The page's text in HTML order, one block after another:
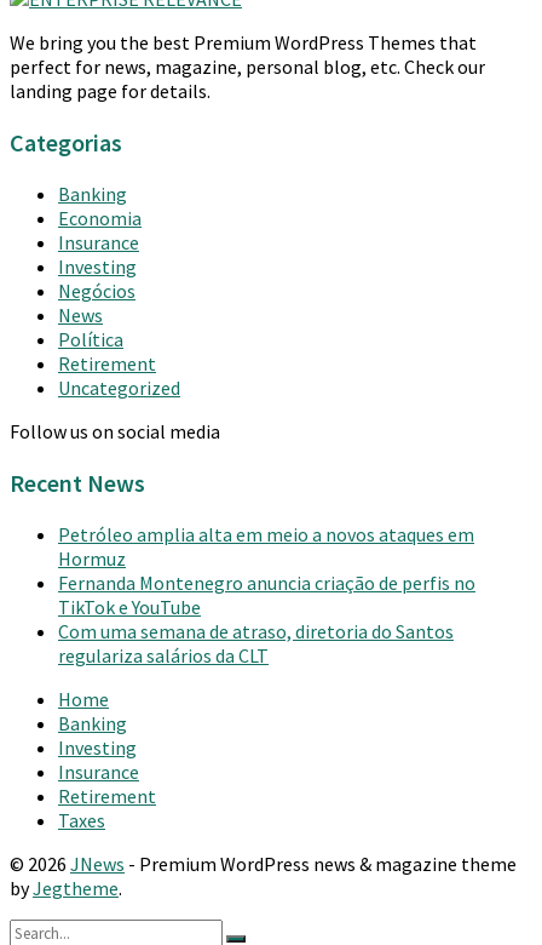
We bring you the best Premium WordPress Themes that
perfect for news, magazine, personal blog, etc. Check our
landing page for details.
Categorias
Banking
Economia
Insurance
Investing
Negócios
News
Política
Retirement
Uncategorized
Follow us on social media
Recent News
Petróleo amplia alta em meio a novos ataques em
Hormuz
Fernanda Montenegro anuncia criação de perfis no
TikTok e YouTube
Com uma semana de atraso, diretoria do Santos
regulariza salários da CLT
Home
Banking
Investing
Insurance
Retirement
Taxes
© 2026 JNews - Premium WordPress news & magazine theme
byJegtheme.